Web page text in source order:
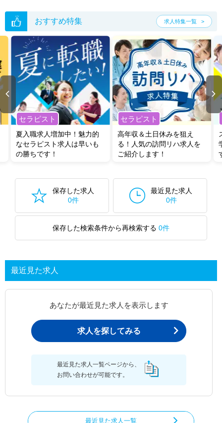
おすすめ特集 求人特集一覧
セラピスト
夏入職求人増加中！魅力的
なセラピスト求人は早いも
の勝ちです！
セラピスト
高年収＆土日休みを狙え
る！人気の訪問リハ求人を
ご紹介します！
保存した求人
0件
最近見た求人
0件
保存した検索条件から再検索する 0件
最近見た求人
あなたが最近見た求人を表示します
求人を探してみる
最近見た求人一覧ページから、
お問い合わせが可能です。
最近見た求人一覧